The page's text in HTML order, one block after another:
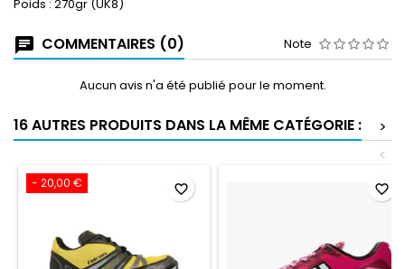
Poids : 270gr (UK8)
COMMENTAIRES (0) Note
Aucun avis n'a été publié pour le moment.
16 AUTRES PRODUITS DANS LA MÊME CATÉGORIE :
>
<
- 20,00 € favorite_border favorite_border